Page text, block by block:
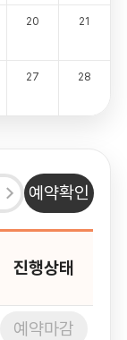
20 21
27 28
예약확인
진행상태
예약마감